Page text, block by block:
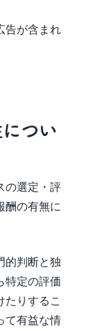
告が含まれ
つい
の選定・評
酬の有無に
的判断と独
特定の評価
たりするこ
て有益な情